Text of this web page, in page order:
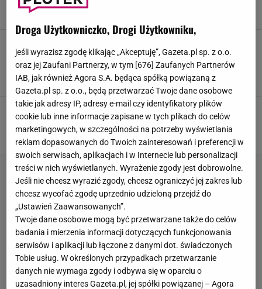
latach. Szokujące teorie łączą tragedię z
Diddym
Anna Goworek,20 GRUDNIA 2024, 12:26
Kanye West zastąpiony przez sobowtóra? Są
"dowody", które dają pole do domysłów
Iwona Smyrak,28 LISTOPADA 2024, 13:56
Droga Użytkowniczko, Drogi Użytkowniku,
jeśli wyrazisz zgodę klikając „Akceptuję”, Gazeta.pl sp. z o.o.
oraz jej Zaufani Partnerzy, w tym [676] Zaufanych Partnerów
IAB, jak również Agora S.A. będąca spółką powiązaną z
Gazeta.pl sp. z o.o., będą przetwarzać Twoje dane osobowe
takie jak adresy IP, adresy e-mail czy identyfikatory plików
cookie lub inne informacje zapisane w tych plikach do celów
marketingowych, w szczególności na potrzeby wyświetlania
reklam dopasowanych do Twoich zainteresowań i preferencji w
swoich serwisach, aplikacjach i w Internecie lub personalizacji
treści w nich wyświetlanych. Wyrażenie zgody jest dobrowolne.
Jeśli nie chcesz wyrazić zgody, chcesz ograniczyć jej zakres lub
chcesz wycofać zgodę uprzednio udzieloną przejdź do
„Ustawień Zaawansowanych”.
Twoje dane osobowe mogą być przetwarzane także do celów
badania i mierzenia informacji dotyczących funkcjonowania
serwisów i aplikacji lub łączone z danymi dot. świadczonych
Tobie usług. W określonych przypadkach przetwarzanie
danych nie wymaga zgody i odbywa się w oparciu o
uzasadniony interes Gazeta.pl, jej spółki powiązanej – Agora